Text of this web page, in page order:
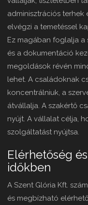
adminisztrációs
elvégzi a temetéssel
Ez magában foglalja
és a dokumentáció
megoldások révén
lehet. A családoknak
koncentrálniuk, a
átvállalja. A szakértő
nyújt. A vállalat célja,
szolgáltatást nyújtsa.
Elérhetőség
időkben
A Szent Glória Kft.
és megbízható